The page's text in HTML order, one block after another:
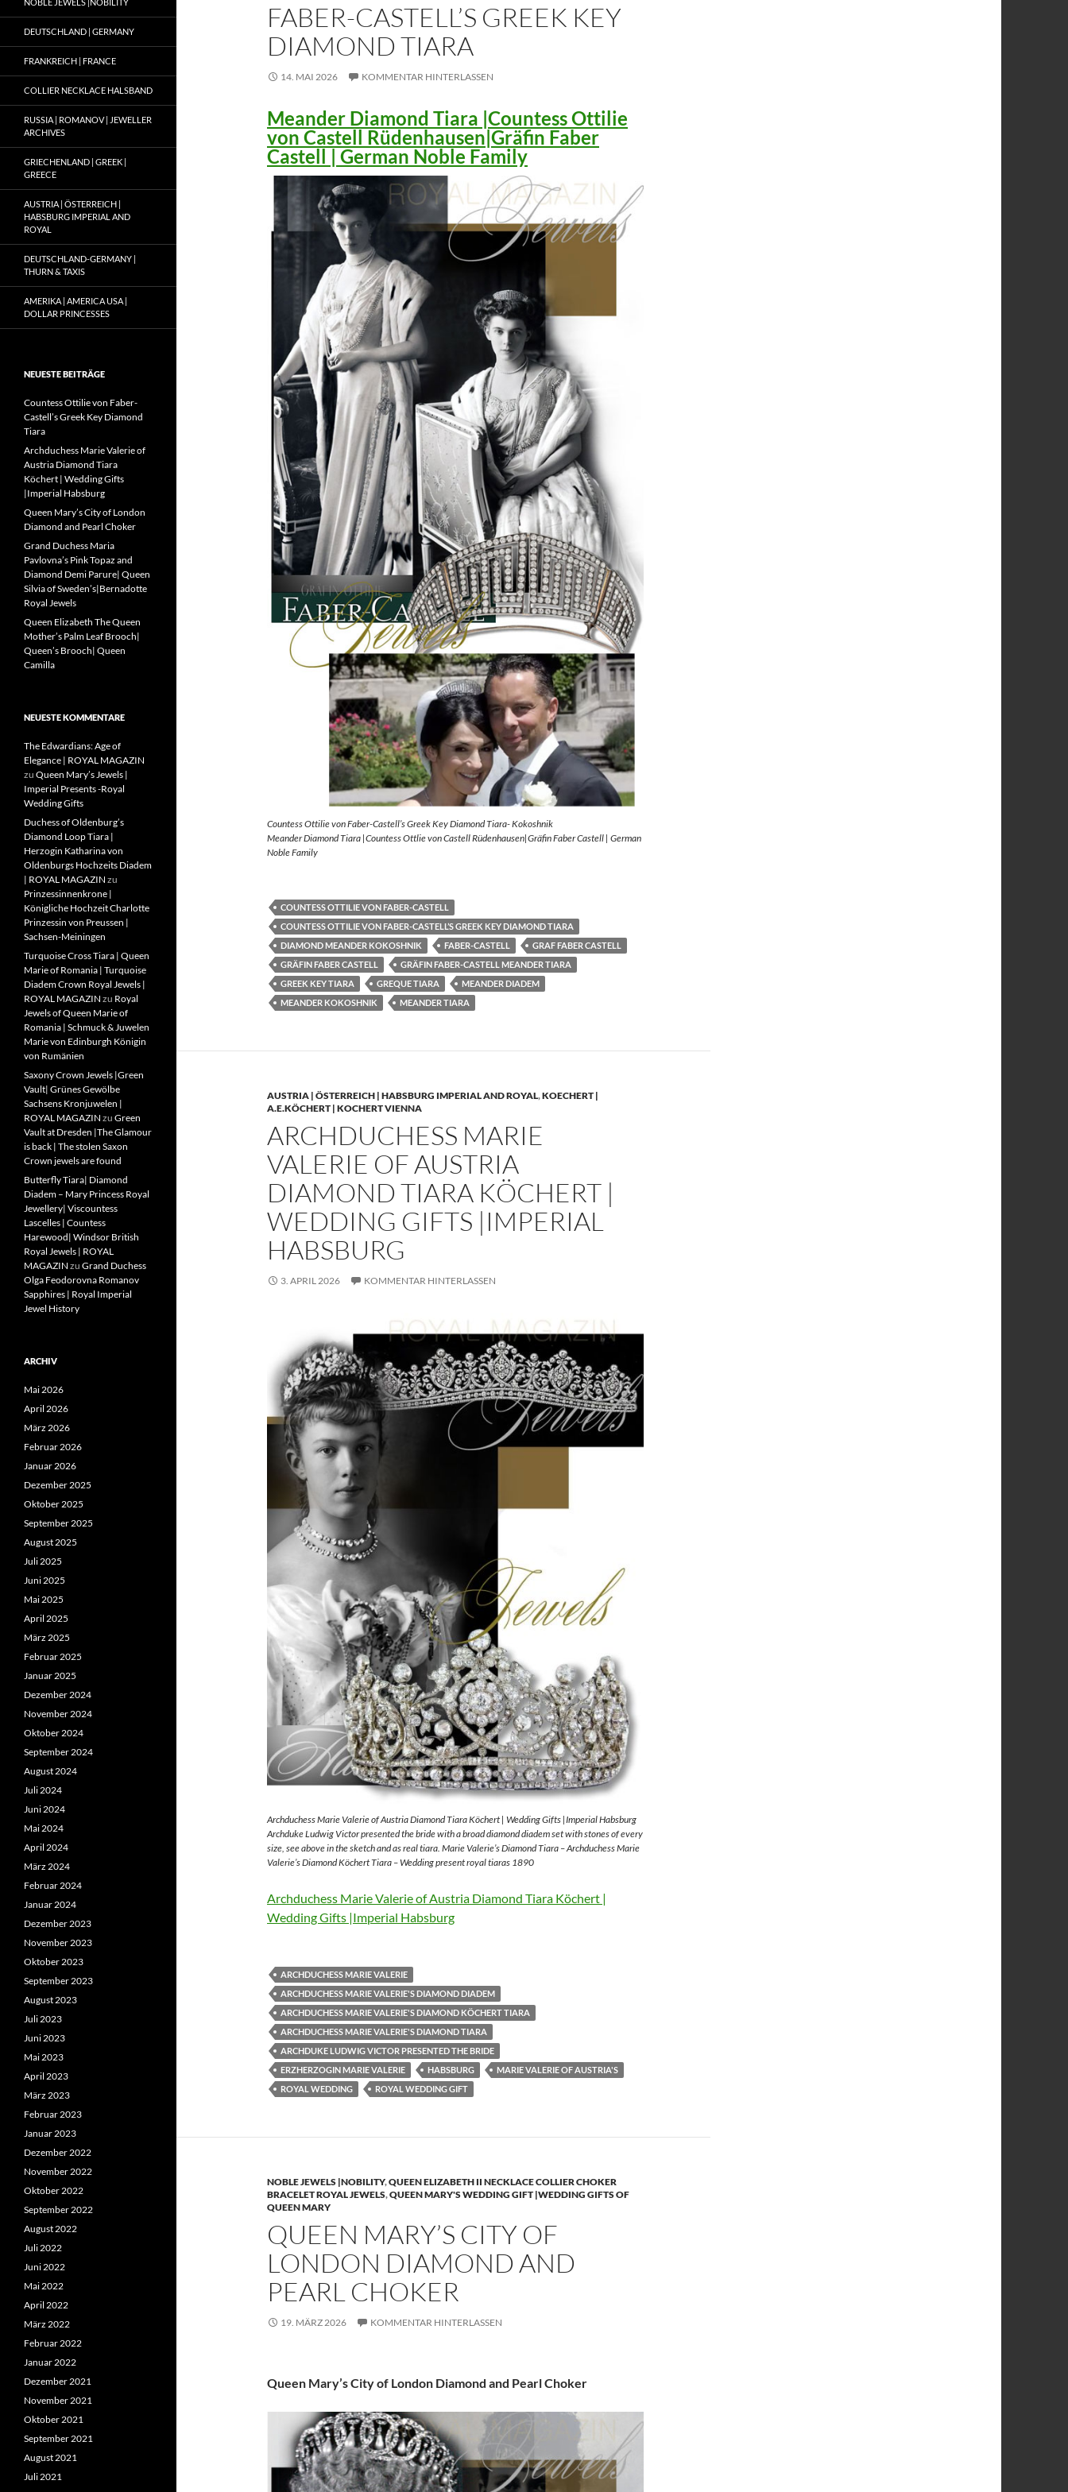
FABER-CASTELL’S GREEK KEY
DIAMOND TIARA
14. MAI 2026 KOMMENTAR HINTERLASSEN
Meander Diamond Tiara |Countess Ottilie
von Castell Rüdenhausen|Gräfin Faber
Castell | German Noble Family
Countess Ottilie von Faber-Castell’s Greek Key Diamond Tiara- Kokoshnik
Meander Diamond Tiara |Countess Ottlie von Castell Rüdenhausen|Gräfin Faber Castell | German
Noble Family
COUNTESS OTTILIE VON FABER-CASTELL
COUNTESS OTTILIE VON FABER-CASTELL’S GREEK KEY DIAMOND TIARA
DIAMOND MEANDER KOKOSHNIK
FABER-CASTELL
GRAF FABER CASTELL
GRÄFIN FABER CASTELL
GRÄFIN FABER-CASTELL MEANDER TIARA
GREEK KEY TIARA
GREQUE TIARA
MEANDER DIADEM
MEANDER KOKOSHNIK
MEANDER TIARA
AUSTRIA | ÖSTERREICH | HABSBURG IMPERIAL AND ROYAL,KOECHERT |
A.E.KÖCHERT | KOCHERT VIENNA
ARCHDUCHESS MARIE
VALERIE OF AUSTRIA
DIAMOND TIARA KÖCHERT |
WEDDING GIFTS |IMPERIAL
HABSBURG
3. APRIL 2026 KOMMENTAR HINTERLASSEN
Archduchess Marie Valerie of Austria Diamond Tiara Köchert | Wedding Gifts |Imperial Habsburg
Archduke Ludwig Victor presented the bride with a broad diamond diadem set with stones of every
size, see above in the sketch and as real tiara. Marie Valerie’s Diamond Tiara – Archduchess Marie
Valerie’s Diamond Köchert Tiara – Wedding present royal tiaras 1890
Archduchess Marie Valerie of Austria Diamond Tiara Köchert |
Wedding Gifts |Imperial Habsburg
ARCHDUCHESS MARIE VALERIE
ARCHDUCHESS MARIE VALERIE'S DIAMOND DIADEM
ARCHDUCHESS MARIE VALERIE'S DIAMOND KÖCHERT TIARA
ARCHDUCHESS MARIE VALERIE'S DIAMOND TIARA
ARCHDUKE LUDWIG VICTOR PRESENTED THE BRIDE
ERZHERZOGIN MARIE VALERIE
HABSBURG
MARIE VALERIE OF AUSTRIA'S
ROYAL WEDDING
ROYAL WEDDING GIFT
NOBLE JEWELS |NOBILITY,QUEEN ELIZABETH II NECKLACE COLLIER CHOKER
BRACELET ROYAL JEWELS,QUEEN MARY'S WEDDING GIFT |WEDDING GIFTS OF
QUEEN MARY
QUEEN MARY’S CITY OF
LONDON DIAMOND AND
PEARL CHOKER
19. MÄRZ 2026 KOMMENTAR HINTERLASSEN
Queen Mary’s City of London Diamond and Pearl Choker
DEUTSCHLAND | GERMANY
FRANKREICH | FRANCE
COLLIER NECKLACE HALSBAND
RUSSIA | ROMANOV | JEWELLER
ARCHIVES
GRIECHENLAND | GREEK |
GREECE
AUSTRIA | ÖSTERREICH |
HABSBURG IMPERIAL AND
ROYAL
DEUTSCHLAND-GERMANY |
THURN & TAXIS
AMERIKA | AMERICA USA |
DOLLAR PRINCESSES
NEUESTE BEITRÄGE
Countess Ottilie von Faber-
Castell’s Greek Key Diamond
Tiara
Archduchess Marie Valerie of
Austria Diamond Tiara
Köchert | Wedding Gifts
|Imperial Habsburg
Queen Mary’s City of London
Diamond and Pearl Choker
Grand Duchess Maria
Pavlovna’s Pink Topaz and
Diamond Demi Parure| Queen
Silvia of Sweden’s|Bernadotte
Royal Jewels
Queen Elizabeth The Queen
Mother’s Palm Leaf Brooch|
Queen’s Brooch| Queen
Camilla
NEUESTE KOMMENTARE
The Edwardians: Age of
Elegance | ROYAL MAGAZIN
zu Queen Mary’s Jewels |
Imperial Presents -Royal
Wedding Gifts
Duchess of Oldenburg’s
Diamond Loop Tiara |
Herzogin Katharina von
Oldenburgs Hochzeits Diadem
| ROYAL MAGAZIN zu
Prinzessinnenkrone |
Königliche Hochzeit Charlotte
Prinzessin von Preussen |
Sachsen-Meiningen
Turquoise Cross Tiara | Queen
Marie of Romania | Turquoise
Diadem Crown Royal Jewels |
ROYAL MAGAZIN zu Royal
Jewels of Queen Marie of
Romania | Schmuck & Juwelen
Marie von Edinburgh Königin
von Rumänien
Saxony Crown Jewels |Green
Vault| Grünes Gewölbe
Sachsens Kronjuwelen |
ROYAL MAGAZIN zu Green
Vault at Dresden |The Glamour
is back | The stolen Saxon
Crown jewels are found
Butterfly Tiara| Diamond
Diadem – Mary Princess Royal
Jewellery| Viscountess
Lascelles | Countess
Harewood| Windsor British
Royal Jewels | ROYAL
MAGAZIN zu Grand Duchess
Olga Feodorovna Romanov
Sapphires | Royal Imperial
Jewel History
ARCHIV
Mai 2026
April 2026
März 2026
Februar 2026
Januar 2026
Dezember 2025
Oktober 2025
September 2025
August 2025
Juli 2025
Juni 2025
Mai 2025
April 2025
März 2025
Februar 2025
Januar 2025
Dezember 2024
November 2024
Oktober 2024
September 2024
August 2024
Juli 2024
Juni 2024
Mai 2024
April 2024
März 2024
Februar 2024
Januar 2024
Dezember 2023
November 2023
Oktober 2023
September 2023
August 2023
Juli 2023
Juni 2023
Mai 2023
April 2023
März 2023
Februar 2023
Januar 2023
Dezember 2022
November 2022
Oktober 2022
September 2022
August 2022
Juli 2022
Juni 2022
Mai 2022
April 2022
März 2022
Februar 2022
Januar 2022
Dezember 2021
November 2021
Oktober 2021
September 2021
August 2021
Juli 2021